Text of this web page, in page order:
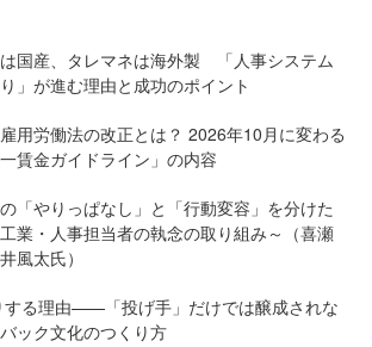
国産、タレマネは海外製 「人事システム
」が進む理由と成功のポイント
用労働法の改正とは？ 2026年10月に変わる
一賃金ガイドライン」の内容
の「やりっぱなし」と「行動変容」を分けた
業・人事担当者の執念の取り組み～（喜瀬
風太氏）
する理由——「投げ手」だけでは醸成されな
ック文化のつくり方